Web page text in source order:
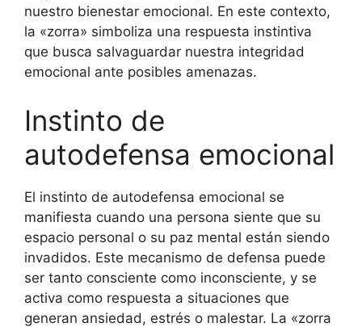
nuestro bienestar emocional. En este contexto,
la «zorra» simboliza una respuesta instintiva
que busca salvaguardar nuestra integridad
emocional ante posibles amenazas.
Instinto de
autodefensa emocional
El instinto de autodefensa emocional se
manifiesta cuando una persona siente que su
espacio personal o su paz mental están siendo
invadidos. Este mecanismo de defensa puede
ser tanto consciente como inconsciente, y se
activa como respuesta a situaciones que
generan ansiedad, estrés o malestar. La «zorra